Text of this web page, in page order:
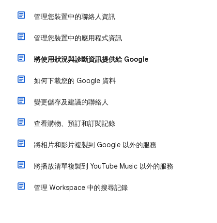
管理您裝置中的聯絡人資訊
管理您裝置中的應用程式資訊
將使用狀況與診斷資訊提供給 Google
如何下載您的 Google 資料
變更儲存及建議的聯絡人
查看購物、預訂和訂閱記錄
將相片和影片複製到 Google 以外的服務
將播放清單複製到 YouTube Music 以外的服務
管理 Workspace 中的搜尋記錄